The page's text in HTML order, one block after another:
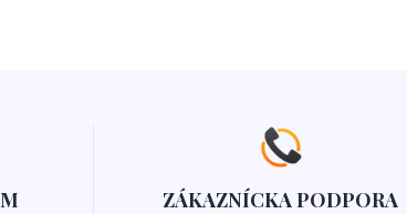
ZÁKAZNÍCKA PODPORA